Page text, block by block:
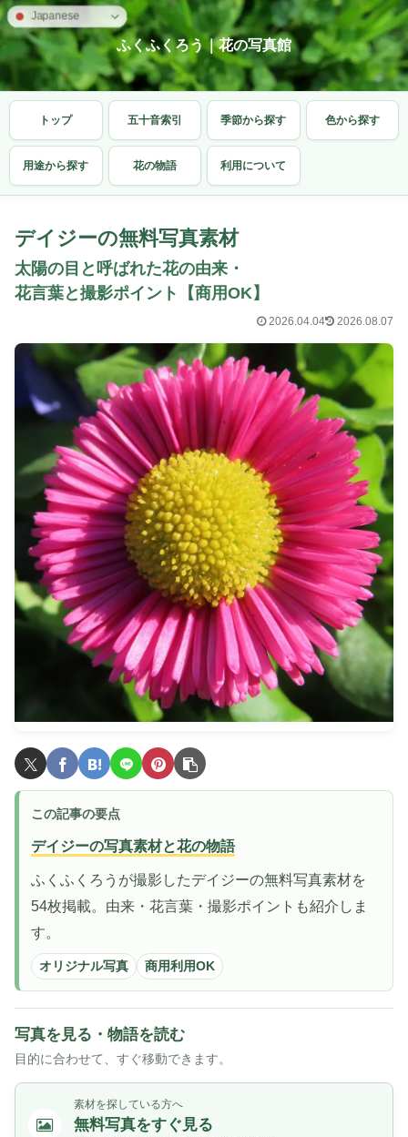
ふくふくろう｜花の写真館
トップ 五十音索引 季節から探す 色から探す
用途から探す 花の物語 利用について
デイジーの無料写真素材
太陽の目と呼ばれた花の由来・
花言葉と撮影ポイント【商用OK】
2026.04.04 2026.08.07
この記事の要点
デイジーの写真素材と花の物語
ふくふくろうが撮影したデイジーの無料写真素材を
54枚掲載。由来・花言葉・撮影ポイントも紹介しま
す。
オリジナル写真 商用利用OK
写真を見る・物語を読む
目的に合わせて、すぐ移動できます。
素材を探している方へ
無料写真をすぐ見る
Japanese